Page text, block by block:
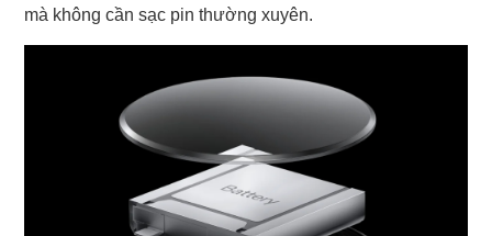
mà không cần sạc pin thường xuyên.